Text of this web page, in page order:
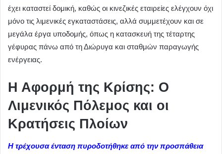
έχει καταστεί δομική, καθώς οι κινεζικές εταιρείες ελέγχουν όχι
μόνο τις λιμενικές εγκαταστάσεις, αλλά συμμετέχουν και σε
μεγάλα έργα υποδομής, όπως η κατασκευή της τέταρτης
γέφυρας πάνω από τη Διώρυγα και σταθμών παραγωγής
ενέργειας.
Η Αφορμή της Κρίσης: Ο
Λιμενικός Πόλεμος και οι
Κρατήσεις Πλοίων
Η τρέχουσα ένταση πυροδοτήθηκε από την προσπάθεια